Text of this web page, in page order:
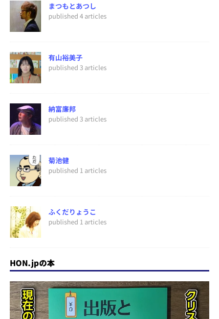
まつもとあつし
published 4 articles
有山裕美子
published 3 articles
納富廉邦
published 3 articles
菊池健
published 1 articles
ふくだりょうこ
published 1 articles
HON.jpの本